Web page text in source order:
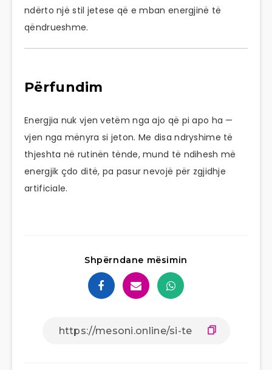
ndërto një stil jetese që e mban energjinë të
qëndrueshme.
Përfundim
Energjia nuk vjen vetëm nga ajo që pi apo ha —
vjen nga mënyra si jeton. Me disa ndryshime të
thjeshta në rutinën tënde, mund të ndihesh më
energjik çdo ditë, pa pasur nevojë për zgjidhje
artificiale.
Shpërndane mësimin